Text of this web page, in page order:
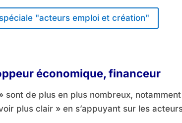
"acteurs emploi et création"
économique, financeur
sont de plus en plus nombreux,
plus clair » en s’appuyant sur les